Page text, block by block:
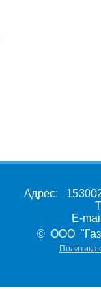
Адрес:
E-
© ООО
Политика